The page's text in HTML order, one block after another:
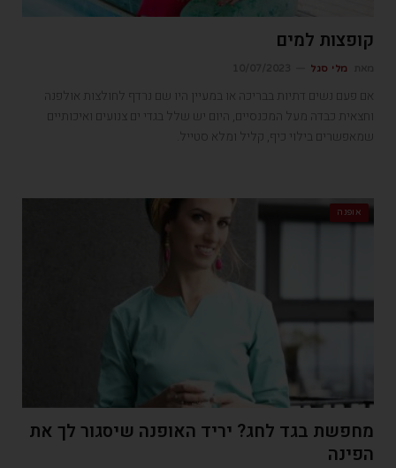
קופצות למים
מלי סגל
אם פעם נשים דתיות בבריכה או במעיין היו שם נרדף לחולצות אולפנה
וחצאית כבדה מעל המכנסיים, היום יש שלל בגדי ים צנועים ואיכותיים
שמאפשרים בילוי כיף, קליל ומלא סטייל.
אופנה
מחפשת בגד לחג? יריד האופנה שיסגור לך את
הפינה